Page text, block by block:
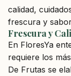
calidad,
frescura y
Frescura y
En FloresYa
requiere los
De Frutas se